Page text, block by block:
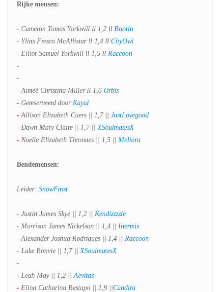
Rijke mensen:
- Cameron Tomas Yorkwill ll 1,2 ll Bootin
- Ylias Fresco McAllistar ll 1,4 ll CityOwl
- Elliot Samuel Yorkwill ll 1,5 ll Raccoon
-
-
- Aiméé Christina Miller ll 1,6 Orbis
- Gereserveerd door Kayal
- Allison Elizabeth Caers || 1,7 || JustLovegood
- Dawn Mary Claire || 1,7 ||XSoulmatesX
- Noelle Elizabeth Thronaes || 1,5 || Meliora
Bendemensen:
Leider: SnowFrost
- Justin James Skye || 1,2 || Kendizzzzle
- Morrison James Nickelson || 1,4 || Inermis
- Alexander Joshua Rodrigues || 1,4 || Raccoon
- Luke Bonvie || 1,7 ||XSoulmatesX
-
- Leah May || 1,2 ||Aevitas
- Elina Catharina Restapo || 1,9 || Candira